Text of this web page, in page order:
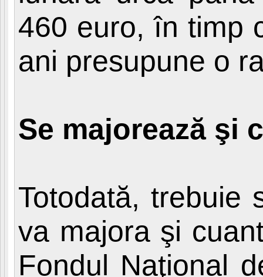
460 euro, în timp
ani presupune o
Se majorează şi
Totodată, trebuie
va majora şi
Fondul Naţional